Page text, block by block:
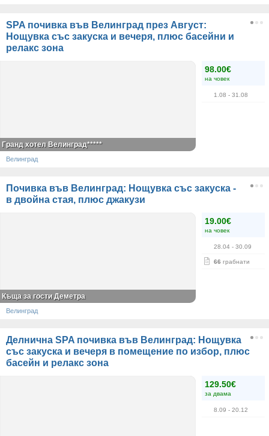
SPA почивка във Велинград през Август:
Нощувка със закуска и вечеря, плюс басейни и
релакс зона
98.00€
на човек
1.08 - 31.08
Гранд хотел Велинград*****
Велинград
Почивка във Велинград: Нощувка със закуска -
в двойна стая, плюс джакузи
19.00€
на човек
28.04 - 30.09
66 грабнати
Къща за гости Деметра
Велинград
Делнична SPA почивка във Велинград: Нощувка
със закуска и вечеря в помещение по избор, плюс
басейн и релакс зона
129.50€
за двама
8.09 - 20.12